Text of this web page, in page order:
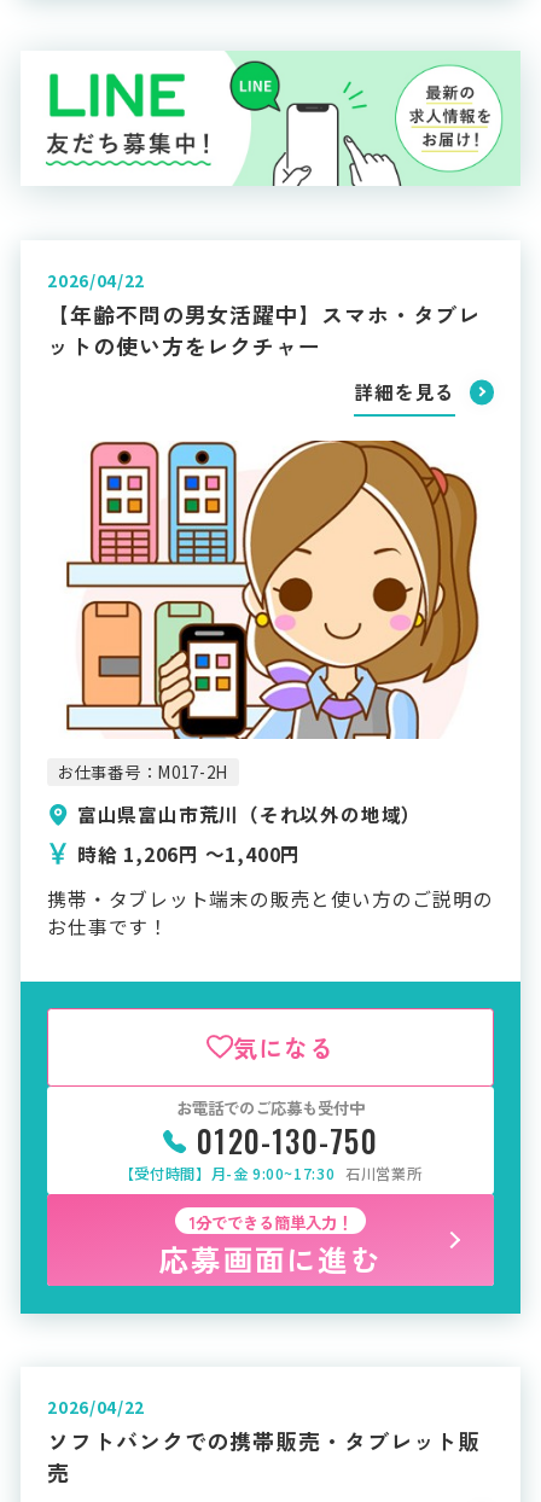
2026/04/22
【年齢不問の男女活躍中】スマホ・タブレ
ットの使い方をレクチャー
詳細を見る
お仕事番号：M017-2H
富山県富山市荒川（それ以外の地域）
時給 1,206円 〜1,400円
携帯・タブレット端末の販売と使い方のご説明の
お仕事です！
気になる
お電話でのご応募も受付中
0120-130-750
【受付時間】月-金 9:00~17:30 石川営業所
1分でできる簡単入力！
応募画面に進む
2026/04/22
ソフトバンクでの携帯販売・タブレット販
売